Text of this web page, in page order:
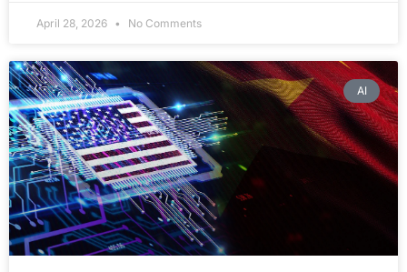
April 28, 2026 No Comments
AI